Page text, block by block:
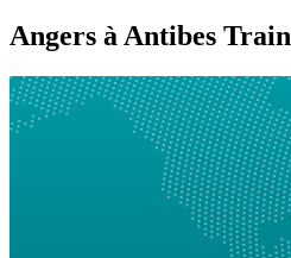
Angers à Antibes Train